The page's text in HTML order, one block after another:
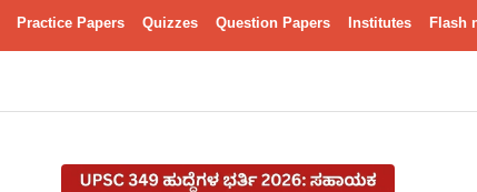
Practice Papers Quizzes Question Papers Institutes Flash